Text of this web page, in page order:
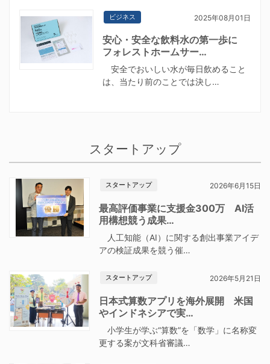
ビジネス 2025年08月01日
安心・安全な飲料水の第一歩に
フォレストホームサー…
安全でおいしい水が毎日飲めること
は、当たり前のことでは決し…
スタートアップ
スタートアップ 2026年6月15日
最高評価事業に支援金300万 AI活
用構想競う成果…
人工知能（AI）に関する創出事業アイデ
アの検証成果を競う催…
スタートアップ 2026年5月21日
日本式算数アプリを海外展開 米国
やインドネシアで実…
小学生が学ぶ“算数”を「数学」に名称変
更する案が文科省審議…